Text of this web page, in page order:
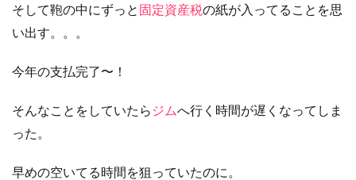
そして鞄の中にずっと 固定資産税の紙が入ってることを思
い出す。。。
今年の支払完了〜！
そんなことをしていたら ジムへ行く時間が遅くなってしま
った。
早めの空いてる時間を狙っていたのに。